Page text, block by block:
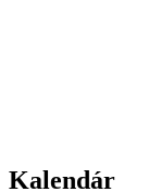
Kalendár